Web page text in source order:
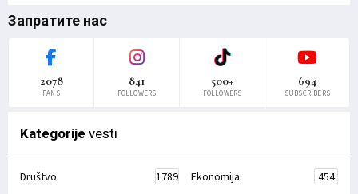
Запратите нас
2078
FANS
841
FOLLOWERS
500+
FOLLOWERS
694
SUBSCRIBERS
Kategorije vesti
Društvo 1789 Ekonomija 454